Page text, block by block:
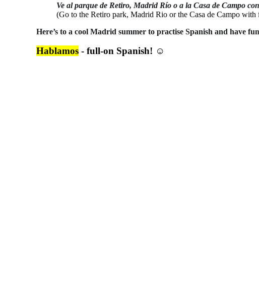
Ve al parque de Retiro, Madrid Río o a la Casa de Campo
(Go to the Retiro park, Madrid Rio or the Casa de Campo with
Here’s to a cool Madrid summer to practise Spanish and have
Hablamos - full-on Spanish! ☺